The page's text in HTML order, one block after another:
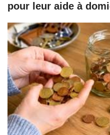
pour leur aide à